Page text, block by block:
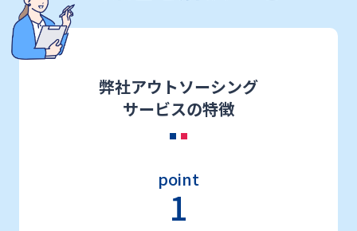
弊社アウトソーシング
サービスの特徴
point
1